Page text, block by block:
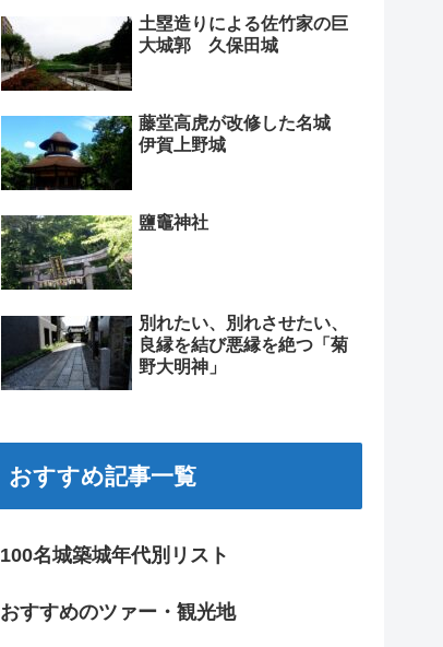
土塁造りによる佐竹家の巨
大城郭 久保田城
藤堂高虎が改修した名城
伊賀上野城
鹽竈神社
別れたい、別れさせたい、
良縁を結び悪縁を絶つ「菊
野大明神」
おすすめ記事一覧
100名城築城年代別リスト
おすすめのツァー・観光地